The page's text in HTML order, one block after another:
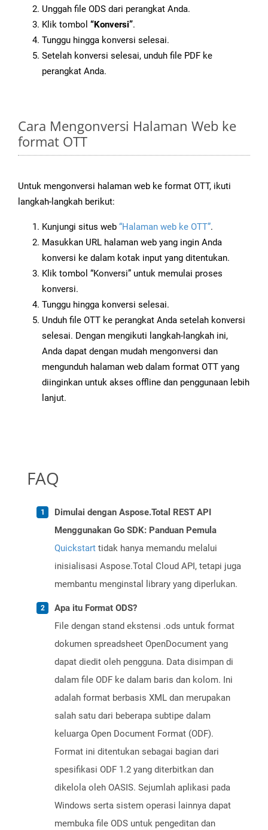
Unggah file ODS dari perangkat Anda.
Klik tombol “Konversi”.
Tunggu hingga konversi selesai.
Setelah konversi selesai, unduh file PDF ke
perangkat Anda.
Cara Mengonversi Halaman Web ke
format OTT
Untuk mengonversi halaman web ke format OTT, ikuti
langkah-langkah berikut:
Kunjungi situs web “Halaman web ke OTT”.
Masukkan URL halaman web yang ingin Anda
konversi ke dalam kotak input yang ditentukan.
Klik tombol “Konversi” untuk memulai proses
konversi.
Tunggu hingga konversi selesai.
Unduh file OTT ke perangkat Anda setelah konversi
selesai. Dengan mengikuti langkah-langkah ini,
Anda dapat dengan mudah mengonversi dan
mengunduh halaman web dalam format OTT yang
diinginkan untuk akses offline dan penggunaan lebih
lanjut.
FAQ
Dimulai dengan Aspose.Total REST API
Menggunakan Go SDK: Panduan Pemula
Quickstart tidak hanya memandu melalui
inisialisasi Aspose.Total Cloud API, tetapi juga
membantu menginstal library yang diperlukan.
Apa itu Format ODS?
File dengan stand ekstensi .ods untuk format
dokumen spreadsheet OpenDocument yang
dapat diedit oleh pengguna. Data disimpan di
dalam file ODF ke dalam baris dan kolom. Ini
adalah format berbasis XML dan merupakan
salah satu dari beberapa subtipe dalam
keluarga Open Document Format (ODF).
Format ini ditentukan sebagai bagian dari
spesifikasi ODF 1.2 yang diterbitkan dan
dikelola oleh OASIS. Sejumlah aplikasi pada
Windows serta sistem operasi lainnya dapat
membuka file ODS untuk pengeditan dan